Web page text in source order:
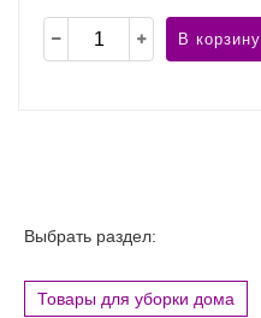
В корзину
Выбрать раздел:
Товары для уборки дома